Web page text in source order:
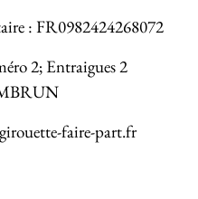
: FR0982424268072
2; Entraigues 2
faire-part.fr